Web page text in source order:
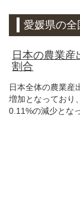
愛媛県の
日本の農業
割合
日本全体の農業産
増加となっており
0.11%の減少とな